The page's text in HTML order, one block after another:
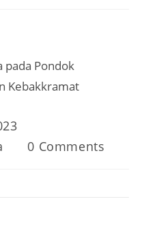
pada Pondok
Kebakkramat
Post
0 Comments